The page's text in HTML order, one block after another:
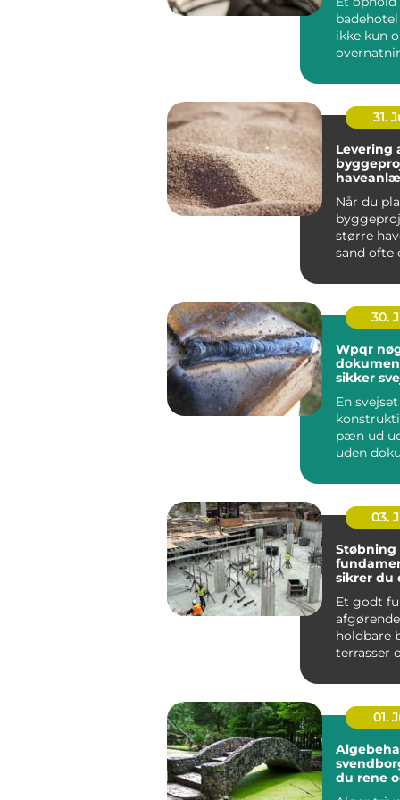
ikke kun
31.
Levering
Når du
større
sand ofte
30.
Wpqr nøglen til
sikker
En svejset
pæn ud
uden
om den
03.
Støbning
sikrer du
Et godt
holdbare
terrasser
01.
svendborg sådan
du rene